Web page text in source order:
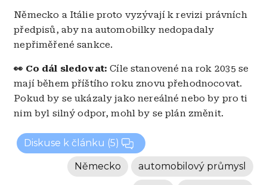
Německo a Itálie proto vyzývají k revizi právních
předpisů, aby na automobilky nedopadaly
nepřiměřené sankce.
👀 Co dál sledovat: Cíle stanovené na rok 2035 se
mají během příštího roku znovu přehodnocovat.
Pokud by se ukázaly jako nereálné nebo by pro ti
nim byl silný odpor, mohl by se plán změnit.
Diskuse k článku (5)
automobilový průmysl
Německo